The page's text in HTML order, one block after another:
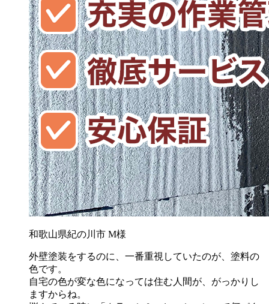
和歌山県紀の川市 M様
外壁塗装をするのに、一番重視していたのが、塗料の
色です。
自宅の色が変な色になっては住む人間が、がっかりし
ますからね。